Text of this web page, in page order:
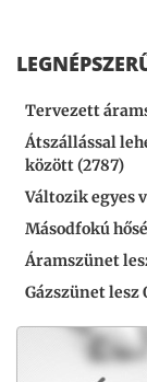
Tervezett
Átszállással
között (2787)
Változik egyes
Másodfokú
Áramszünet
Gázszünet lesz